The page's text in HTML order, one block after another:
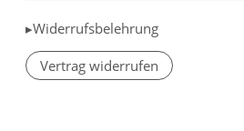
▸Widerrufsbelehrung
Vertrag widerrufen